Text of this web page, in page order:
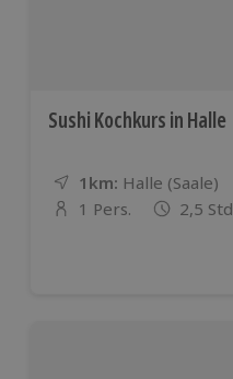
Sushi Kochkurs in Halle
1km: Entfernung
Standort
Halle (Saale)
Anzahl der Teilnehmer
1 Pers. 2,5 Std